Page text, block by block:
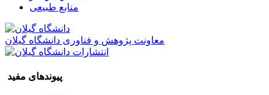
منابع طبیعی
معاونت پژوهش و فناوری دانشگاه گیلان
پیوندهای مفید